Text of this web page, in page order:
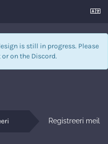
is still in progress. Please
or on the Discord.
Registreeri meil